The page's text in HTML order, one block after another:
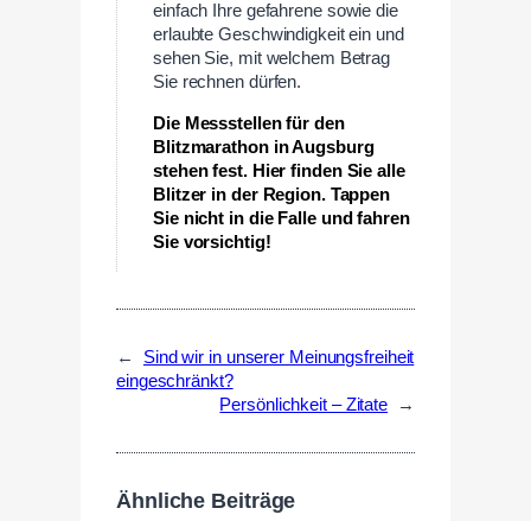
einfach Ihre gefahrene sowie die
erlaubte Geschwindigkeit ein und
sehen Sie, mit welchem Betrag
Sie rechnen dürfen.
Die Messstellen für den
Blitzmarathon in Augsburg
stehen fest. Hier finden Sie alle
Blitzer in der Region. Tappen
Sie nicht in die Falle und fahren
Sie vorsichtig!
←
Sind wir in unserer Meinungsfreiheit
eingeschränkt?
Persönlichkeit – Zitate
→
Ähnliche Beiträge